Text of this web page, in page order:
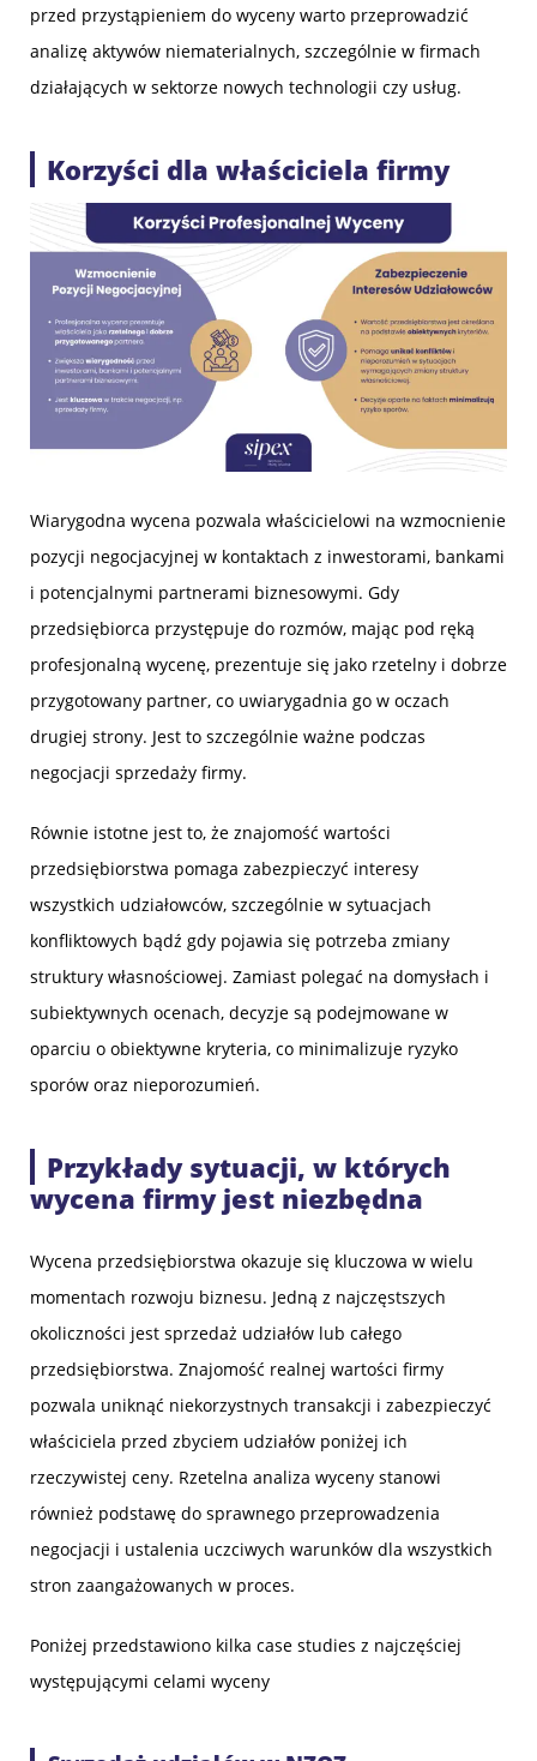
przed przystąpieniem do wyceny warto przeprowadzić
analizę aktywów niematerialnych, szczególnie w firmach
działających w sektorze nowych technologii czy usług.
Korzyści dla właściciela firmy
Wiarygodna wycena pozwala właścicielowi na wzmocnienie
pozycji negocjacyjnej w kontaktach z inwestorami, bankami
i potencjalnymi partnerami biznesowymi. Gdy
przedsiębiorca przystępuje do rozmów, mając pod ręką
profesjonalną wycenę, prezentuje się jako rzetelny i dobrze
przygotowany partner, co uwiarygadnia go w oczach
drugiej strony. Jest to szczególnie ważne podczas
negocjacji sprzedaży firmy.
Równie istotne jest to, że znajomość wartości
przedsiębiorstwa pomaga zabezpieczyć interesy
wszystkich udziałowców, szczególnie w sytuacjach
konfliktowych bądź gdy pojawia się potrzeba zmiany
struktury własnościowej. Zamiast polegać na domysłach i
subiektywnych ocenach, decyzje są podejmowane w
oparciu o obiektywne kryteria, co minimalizuje ryzyko
sporów oraz nieporozumień.
Przykłady sytuacji, w których
wycena firmy jest niezbędna
Wycena przedsiębiorstwa okazuje się kluczowa w wielu
momentach rozwoju biznesu. Jedną z najczęstszych
okoliczności jest sprzedaż udziałów lub całego
przedsiębiorstwa. Znajomość realnej wartości firmy
pozwala uniknąć niekorzystnych transakcji i zabezpieczyć
właściciela przed zbyciem udziałów poniżej ich
rzeczywistej ceny. Rzetelna analiza wyceny stanowi
również podstawę do sprawnego przeprowadzenia
negocjacji i ustalenia uczciwych warunków dla wszystkich
stron zaangażowanych w proces.
Poniżej przedstawiono kilka case studies z najczęściej
występującymi celami wyceny